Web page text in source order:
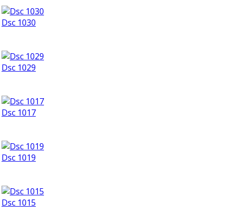
Dsc 1030
Dsc 1029
Dsc 1017
Dsc 1019
Dsc 1015